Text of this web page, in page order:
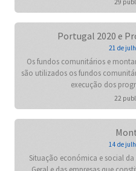
29
Portugal 2020 e
21 de
Os fundos comunitários e
são utilizados os fundos
execução dos
22
14 de
Situação económica e social